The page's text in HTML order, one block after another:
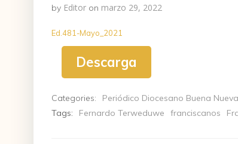
by Editor on marzo 29, 2022
Ed.481-Mayo_2021
Descarga
Categories:
Periódico Diocesano Buena Nueva
Tags:
Fernardo Terweduwe franciscanos